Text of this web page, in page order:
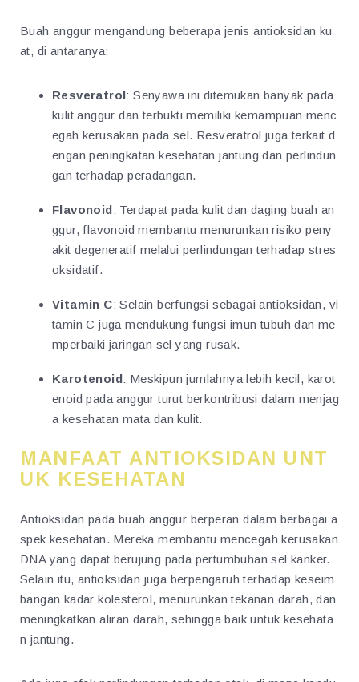
Buah anggur mengandung beberapa jenis antioksidan ku
at, di antaranya:
Resveratrol: Senyawa ini ditemukan banyak pada
kulit anggur dan terbukti memiliki kemampuan menc
egah kerusakan pada sel. Resveratrol juga terkait d
engan peningkatan kesehatan jantung dan perlindun
gan terhadap peradangan.
Flavonoid: Terdapat pada kulit dan daging buah an
ggur, flavonoid membantu menurunkan risiko peny
akit degeneratif melalui perlindungan terhadap stres
oksidatif.
Vitamin C: Selain berfungsi sebagai antioksidan, vi
tamin C juga mendukung fungsi imun tubuh dan me
mperbaiki jaringan sel yang rusak.
Karotenoid: Meskipun jumlahnya lebih kecil, karot
enoid pada anggur turut berkontribusi dalam menjag
a kesehatan mata dan kulit.
MANFAAT ANTIOKSIDAN UNT
UK KESEHATAN
Antioksidan pada buah anggur berperan dalam berbagai a
spek kesehatan. Mereka membantu mencegah kerusakan
DNA yang dapat berujung pada pertumbuhan sel kanker.
Selain itu, antioksidan juga berpengaruh terhadap keseim
bangan kadar kolesterol, menurunkan tekanan darah, dan
meningkatkan aliran darah, sehingga baik untuk kesehata
n jantung.